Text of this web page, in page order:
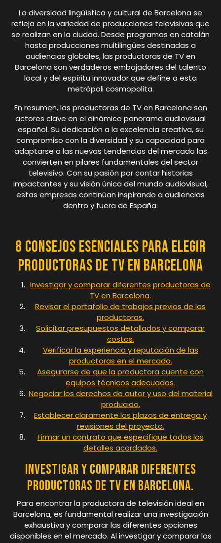
La diversidad lingüística y cultural de Barcelona se
refleja en la variedad de producciones televisivas que
se realizan en la ciudad. Desde programas en catalán
hasta producciones multilingües destinadas a
audiencias globales, las productoras de TV en
Barcelona son verdaderos embajadores del talento
local y del espíritu innovador que define a esta
metrópoli cosmopolita.
En resumen, las productoras de TV en Barcelona son
actores clave en el dinámico panorama audiovisual
español. Su dedicación a la excelencia creativa, su
compromiso con la diversidad y su capacidad para
adaptarse a las nuevas tendencias del mercado las
convierten en pilares fundamentales del sector
televisivo. Con su pasión por contar historias
impactantes y su visión única del mundo audiovisual,
estas empresas continúan inspirando a audiencias
dentro y fuera de España.
8 Consejos Esenciales para Elegir
Productoras de TV en Barcelona
Investigar y comparar diferentes productoras de
TV en Barcelona.
Revisar el portafolio de trabajos previos de las
productoras.
Solicitar presupuestos detallados y comparar
costos.
Verificar la experiencia y reputación de las
productoras en el mercado.
Asegurarse de que la productora cuente con
equipos técnicos adecuados.
Negociar los derechos de autor y uso del material
producido.
Establecer claramente los plazos de entrega y
revisiones del proyecto.
Firmar un contrato que especifique todos los
detalles acordados.
Investigar y comparar diferentes
productoras de TV en Barcelona.
Para encontrar la productora de televisión ideal en
Barcelona, es fundamental realizar una investigación
exhaustiva y comparar las diferentes opciones
disponibles en el mercado. Al investigar y comparar las